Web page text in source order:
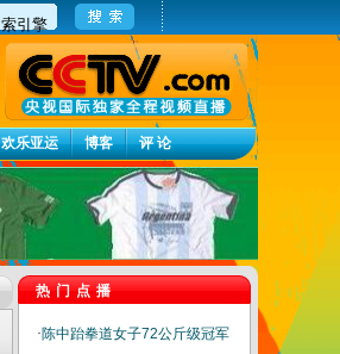
欢乐亚运 博客 评 论
热门点播
·陈中跆拳道女子72公斤级冠军